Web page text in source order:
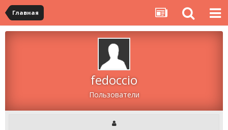
Главная
fedoccio
Пользователи